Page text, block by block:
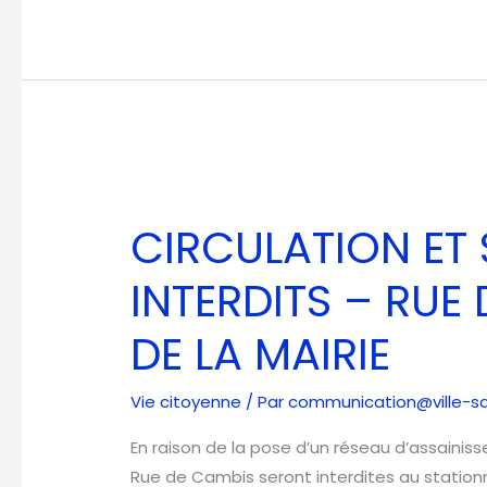
CIRCULATION ET
INTERDITS –
DE LA MAIRIE
Vie citoyenne / Parcommunication@ville-
En raison de la pose d’un réseau
Rue de Cambis seront interdites au
STATIONNEMENT
INTERDITS
PLACE
DE